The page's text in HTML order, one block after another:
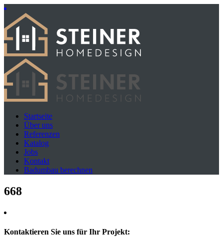
Startseite
Über uns
Referenzen
Katalog
Jobs
Kontakt
Badumbau berechnen
668
Kontaktieren Sie uns für Ihr Projekt: